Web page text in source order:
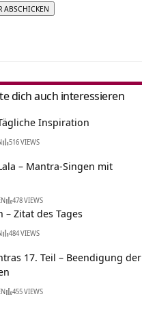
dich auch interessieren
Inspiration
516 VIEWS
– Mantra-Singen mit
478 VIEWS
– Zitat des Tages
484 VIEWS
17. Teil – Beendigung der
455 VIEWS